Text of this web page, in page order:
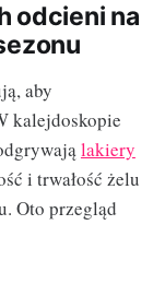
odcieni na
aby
kalejdoskopie
lakiery
i trwałość żelu
Oto przegląd